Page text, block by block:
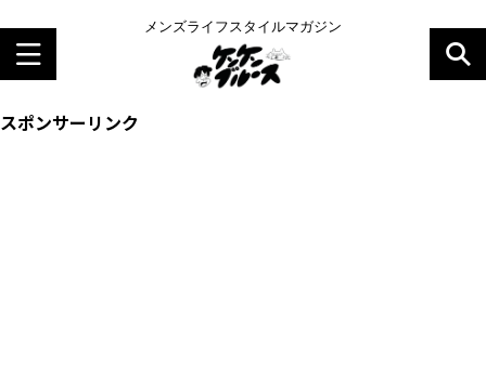
メンズライフスタイルマガジン
スポンサーリンク